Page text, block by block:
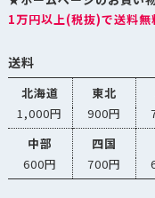
1万円以上(税抜)で送料無
送料
北海道 東北
1,000円
900円
中部
四国
600円
700円